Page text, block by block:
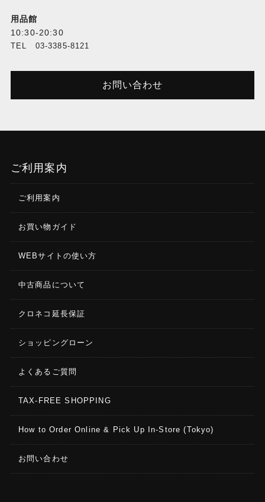
用品館
10:30-20:30
TEL 03-3385-8121
お問い合わせ
ご利用案内
ご利用案内
お買い物ガイド
WEBサイトの使い方
中古商品について
クロネコ延長保証
ショッピングローン
よくあるご質問
TAX-FREE SHOPPING
How to Order Online & Pick Up In-Store (Tokyo)
お問い合わせ